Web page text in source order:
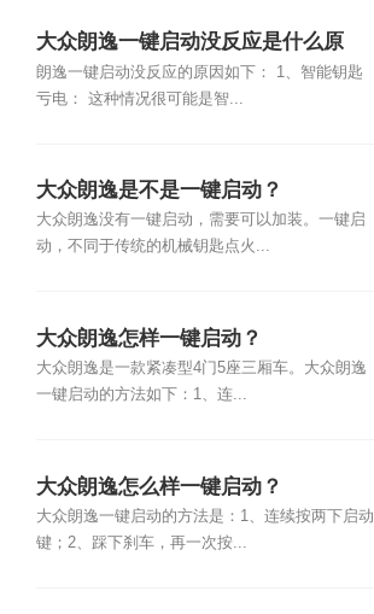
大众朗逸一键启动没反应是什么原
因？
朗逸一键启动没反应的原因如下： 1、智能钥匙
亏电： 这种情况很可能是智...
大众朗逸是不是一键启动？
大众朗逸没有一键启动，需要可以加装。一键启
动，不同于传统的机械钥匙点火...
大众朗逸怎样一键启动？
大众朗逸是一款紧凑型4门5座三厢车。大众朗逸
一键启动的方法如下：1、连...
大众朗逸怎么样一键启动？
大众朗逸一键启动的方法是：1、连续按两下启动
键；2、踩下刹车，再一次按...